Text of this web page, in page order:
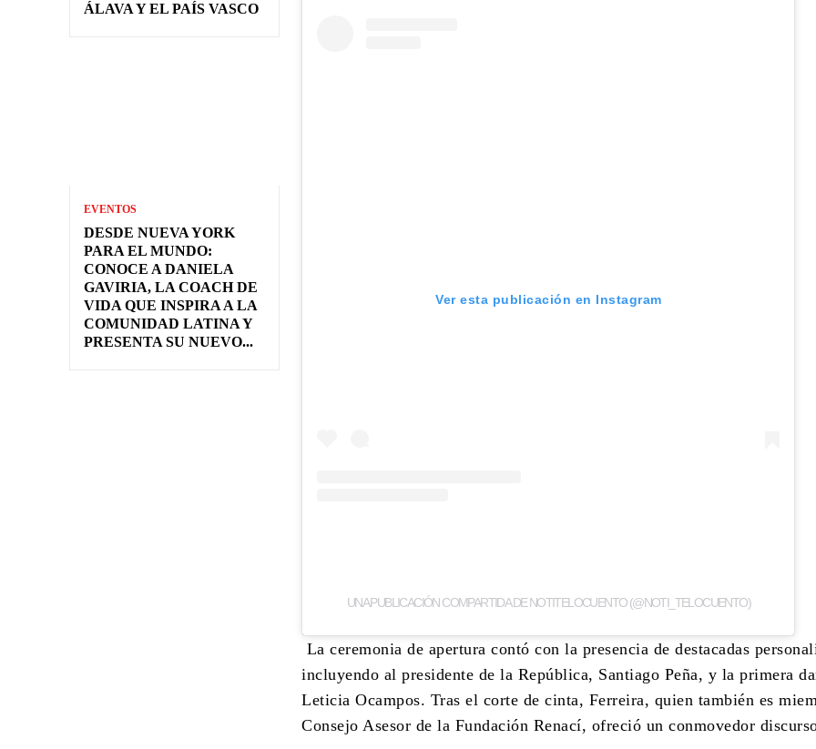
ÁLAVA Y EL PAÍS VASCO
EVENTOS
DESDE NUEVA YORK
PARA EL MUNDO:
CONOCE A DANIELA
GAVIRIA, LA COACH DE
VIDA QUE INSPIRA A LA
COMUNIDAD LATINA Y
PRESENTA SU NUEVO...
Ver esta publicación en Instagram
UNA PUBLICACIÓN COMPARTIDA DE NOTITELOCUENTO (@NOTI_TELOCUENTO)
La ceremonia de apertura contó con la presencia de destacadas
incluyendo al presidente de la República, Santiago Peña, y la primera
Leticia Ocampos. Tras el corte de cinta, Ferreira, quien también es
Consejo Asesor de la Fundación Renací, ofreció un conmovedor